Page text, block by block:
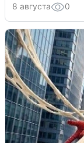
8 августа 0